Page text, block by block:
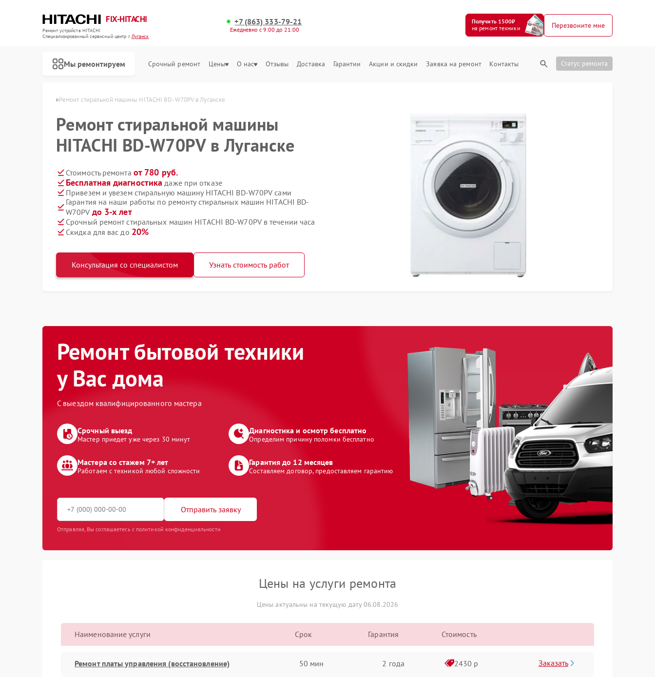
FIX-HITACHI
Ремонт устройств HITACHI
Специализированный cервисный центр г.Луганск
+7 (863) 333-79-21
Ежедневно с 9:00 до 21:00
Получить 1500₽
на ремонт техники
Перезвоните мне
Мы ремонтируем Срочный ремонт Цены О нас Отзывы Доставка Гарантии Акции и скидки Заявка на ремонт Контакты Статус ремонта
Ремонт стиральной машины HITACHI BD-W70PV в Луганске
Ремонт стиральной машины
HITACHI BD-W70PV в Луганске
Стоимость ремонта от 780 руб.
Бесплатная диагностика даже при отказе
Привезем и увезем стиральную машину HITACHI BD-W70PV сами
Гарантия на наши работы по ремонту стиральных машин HITACHI BD-
W70PV до 3-х лет
Срочный ремонт стиральных машин HITACHI BD-W70PV в течении часа
Скидка для вас до 20%
Консультация со специалистом Узнать стоимость работ
Ремонт бытовой техники
у Вас дома
С выездом квалифицированного мастера
Срочный выезд
Мастер приедет уже через 30 минут
Диагностика и осмотр бесплатно
Определим причину поломки бесплатно
Мастера со стажем 7+ лет
Работаем с техникой любой сложности
Гарантия до 12 месяцев
Составляем договор, предоставляем гарантию
Отправить заявку
Отправляя, Вы соглашаетесь с политикой конфиденциальности
Цены на услуги ремонта
Цены актуальны на текущую дату 06.08.2026
Наименование услуги Срок Гарантия Стоимость
Ремонт платы управления (восстановление) 50 мин 2 года 2430 р Заказать